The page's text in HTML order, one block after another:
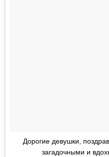
Дорогие девушки,
загадочными и